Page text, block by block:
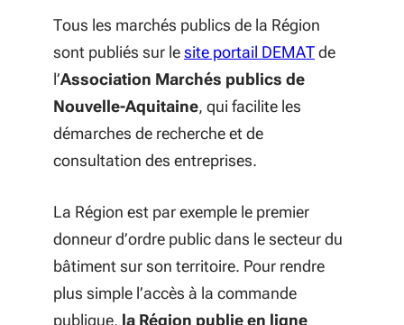
Tous les marchés publics de la Région
sont publiés sur lesite portail DEMAT(S'ouvre
de
l’Association Marchés publics de
Nouvelle-Aquitaine, qui facilite les
démarches de recherche et de
consultation des entreprises.
La Région est par exemple le premier
donneur d’ordre public dans le secteur du
bâtiment sur son territoire. Pour rendre
plus simple l’accès à la commande
publique, la Région publie en ligne